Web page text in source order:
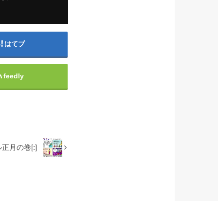
はてブ
feedly
月の巻[:]